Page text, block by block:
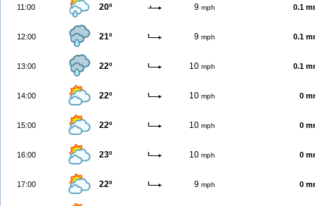
11:00 20º 9 mph 0.1
12:00 21º 9 mph 0.1
13:00 22º 10 mph 0.1
14:00 22º 10 mph 0
15:00 22º 10 mph 0
16:00 23º 10 mph 0
17:00 22º 9 mph 0